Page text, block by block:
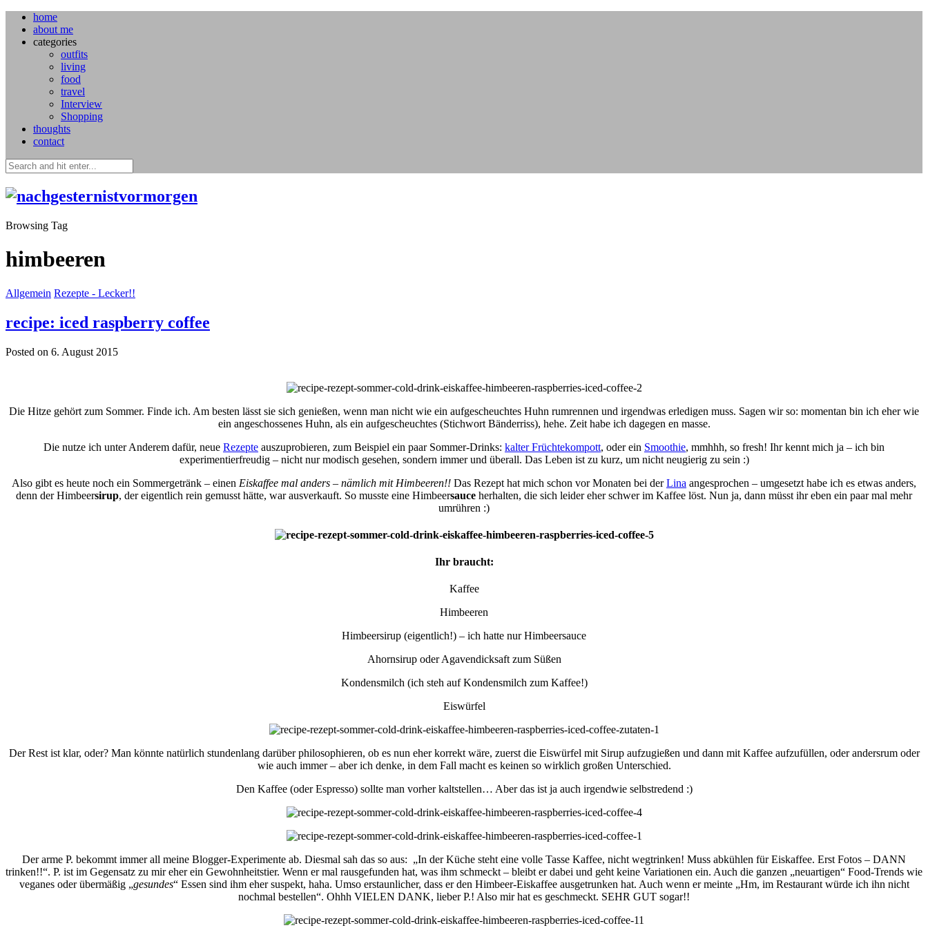
home
about me
categories
outfits
living
food
travel
Interview
Shopping
thoughts
contact
Browsing Tag
himbeeren
Allgemein Rezepte - Lecker!!
recipe: iced raspberry coffee
Posted on 6. August 2015
Die Hitze gehört zum Sommer. Finde ich. Am besten lässt sie sich genießen, wenn man nicht wie ein aufgescheuchtes Huhn rumrennen und irgendwas erledigen muss. Sagen wir so: momentan bin ich eher wie
ein angeschossenes Huhn, als ein aufgescheuchtes (Stichwort Bänderriss), hehe. Zeit habe ich dagegen en masse.
Die nutze ich unter Anderem dafür, neue Rezepte auszuprobieren, zum Beispiel ein paar Sommer-Drinks: kalter Früchtekompott, oder ein Smoothie, mmhhh, so fresh! Ihr kennt mich ja – ich bin
experimentierfreudig – nicht nur modisch gesehen, sondern immer und überall. Das Leben ist zu kurz, um nicht neugierig zu sein :)
Also gibt es heute noch ein Sommergetränk – einen Eiskaffee mal anders – nämlich mit Himbeeren!! Das Rezept hat mich schon vor Monaten bei derLina angesprochen – umgesetzt habe ich es etwas anders,
denn der Himbeersirup, der eigentlich rein gemusst hätte, war ausverkauft. So musste eine Himbeersauce herhalten, die sich leider eher schwer im Kaffee löst. Nun ja, dann müsst ihr eben ein paar mal mehr
umrühren :)
Ihr braucht:
Kaffee
Himbeeren
Himbeersirup (eigentlich!) – ich hatte nur Himbeersauce
Ahornsirup oder Agavendicksaft zum Süßen
Kondensmilch (ich steh auf Kondensmilch zum Kaffee!)
Eiswürfel
Der Rest ist klar, oder? Man könnte natürlich stundenlang darüber philosophieren, ob es nun eher korrekt wäre, zuerst die Eiswürfel mit Sirup aufzugießen und dann mit Kaffee aufzufüllen, oder andersrum oder
wie auch immer – aber ich denke, in dem Fall macht es keinen so wirklich großen Unterschied.
Den Kaffee (oder Espresso) sollte man vorher kaltstellen… Aber das ist ja auch irgendwie selbstredend :)
Der arme P. bekommt immer all meine Blogger-Experimente ab. Diesmal sah das so aus: „In der Küche steht eine volle Tasse Kaffee, nicht wegtrinken! Muss abkühlen für Eiskaffee. Erst Fotos – DANN
trinken!!“. P. ist im Gegensatz zu mir eher ein Gewohnheitstier. Wenn er mal rausgefunden hat, was ihm schmeckt – bleibt er dabei und geht keine Variationen ein. Auch die ganzen „neuartigen“ Food-Trends wie
veganes oder übermäßig „gesundes“ Essen sind ihm eher suspekt, haha. Umso erstaunlicher, dass er den Himbeer-Eiskaffee ausgetrunken hat. Auch wenn er meinte „Hm, im Restaurant würde ich ihn nicht
nochmal bestellen“. Ohhh VIELEN DANK, lieber P.! Also mir hat es geschmeckt. SEHR GUT sogar!!